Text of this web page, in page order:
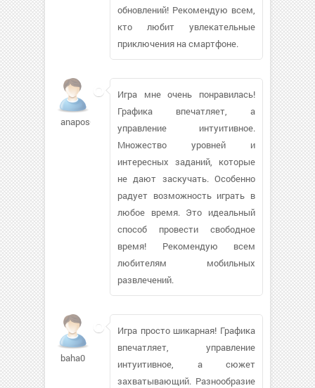
обновлений! Рекомендую всем,
кто любит увлекательные
приключения на смартфоне.
anapos604
Игра мне очень понравилась!
Графика впечатляет, а
управление интуитивное.
Множество уровней и
интересных заданий, которые
не дают заскучать. Особенно
радует возможность играть в
любое время. Это идеальный
способ провести свободное
время! Рекомендую всем
любителям мобильных
развлечений.
baha0
Игра просто шикарная! Графика
впечатляет, управление
интуитивное, а сюжет
захватывающий. Разнообразие